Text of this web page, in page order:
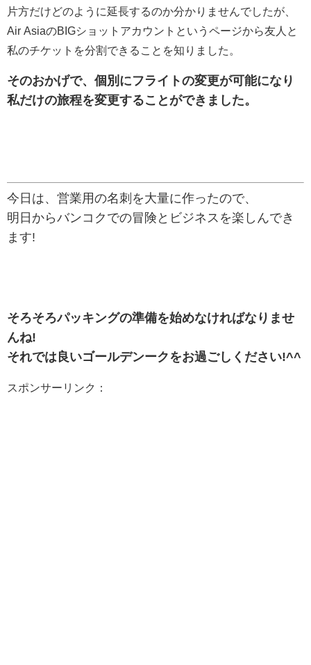
片方だけどのように延長するのか分かりませんでしたが、
Air AsiaのBIGショットアカウントというページから友人と
私のチケットを分割できることを知りました。
そのおかげで、個別にフライトの変更が可能になり
私だけの旅程を変更することができました。
今日は、営業用の名刺を大量に作ったので、
明日からバンコクでの冒険とビジネスを楽しんでき
ます!
そろそろパッキングの準備を始めなければなりませ
んね!
それでは良いゴールデンークをお過ごしください!^^
スポンサーリンク：